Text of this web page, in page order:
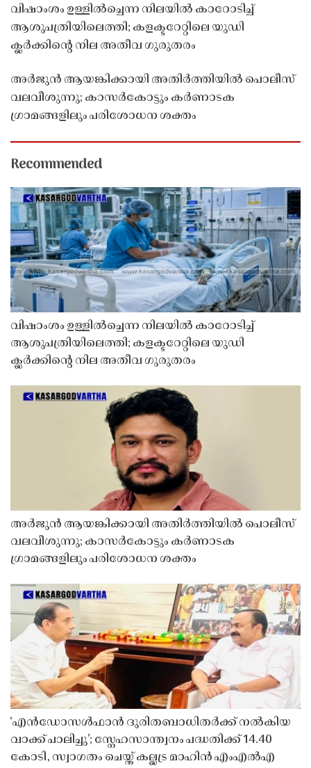
വിഷാംശം ഉള്ളിൽച്ചെന്ന നിലയിൽ കാറോടിച്ച്
ആശുപത്രിയിലെത്തി; കളക്ടറേറ്റിലെ യുഡി
ക്ലർക്കിൻ്റെ നില അതീവ ഗുരുതരം
അർജുൻ ആയങ്കിക്കായി അതിർത്തിയിൽ പൊലീസ്
വലവീശുന്നു; കാസർകോട്ടും കർണാടക
ഗ്രാമങ്ങളിലും പരിശോധന ശക്തം
Recommended
വിഷാംശം ഉള്ളിൽച്ചെന്ന നിലയിൽ കാറോടിച്ച്
ആശുപത്രിയിലെത്തി; കളക്ടറേറ്റിലെ യുഡി
ക്ലർക്കിൻ്റെ നില അതീവ ഗുരുതരം
അർജുൻ ആയങ്കിക്കായി അതിർത്തിയിൽ പൊലീസ്
വലവീശുന്നു; കാസർകോട്ടും കർണാടക
ഗ്രാമങ്ങളിലും പരിശോധന ശക്തം
‘എൻഡോസൾഫാൻ ദുരിതബാധിതർക്ക് നൽകിയ
വാക്ക് പാലിച്ചു’; സ്നേഹസാന്ത്വനം പദ്ധതിക്ക് 14.40
കോടി, സ്വാഗതം ചെയ്ത് കല്ലട്ര മാഹിൻ എംഎൽഎ